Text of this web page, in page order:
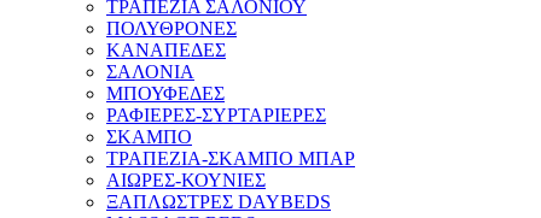
ΤΡΑΠΕΖΙΑ ΣΑΛΟΝΙΟΥ
ΠΟΛΥΘΡΟΝΕΣ
ΚΑΝΑΠΕΔΕΣ
ΣΑΛΟΝΙΑ
ΜΠΟΥΦΕΔΕΣ
ΡΑΦΙΕΡΕΣ-ΣΥΡΤΑΡΙΕΡΕΣ
ΣΚΑΜΠΟ
ΤΡΑΠΕΖΙΑ-ΣΚΑΜΠΟ ΜΠΑΡ
ΑΙΩΡΕΣ-ΚΟΥΝΙΕΣ
ΞΑΠΛΩΣΤΡΕΣ DAYBEDS